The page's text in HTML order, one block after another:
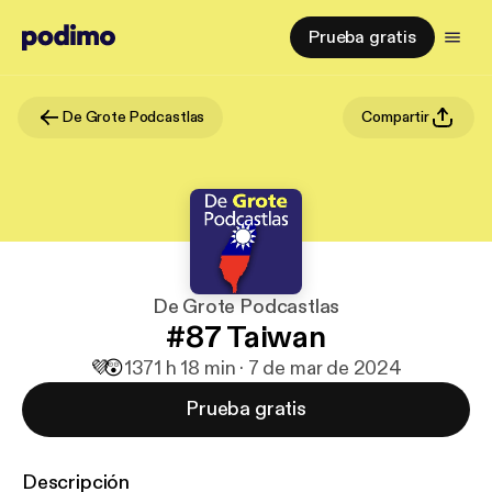
Prueba gratis
De Grote Podcastlas Compartir
De Grote Podcastlas
#87 Taiwan
💜😲1371 h 18 min · 7 de mar de 2024
Prueba gratis
Descripción